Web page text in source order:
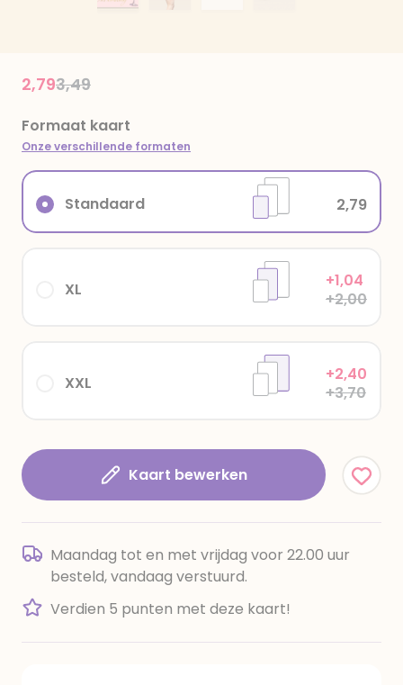
Price reduced from
3,49to
2,79
Formaat kaart
Onze verschillende formaten
XXL
+2,40
+3,70
XL
+1,04
+2,00
Standaard 2,79
Kaart bewerken
Maandag tot en met vrijdag voor 22.00 uur
besteld, vandaag verstuurd.
Verdien 5 punten met deze kaart!